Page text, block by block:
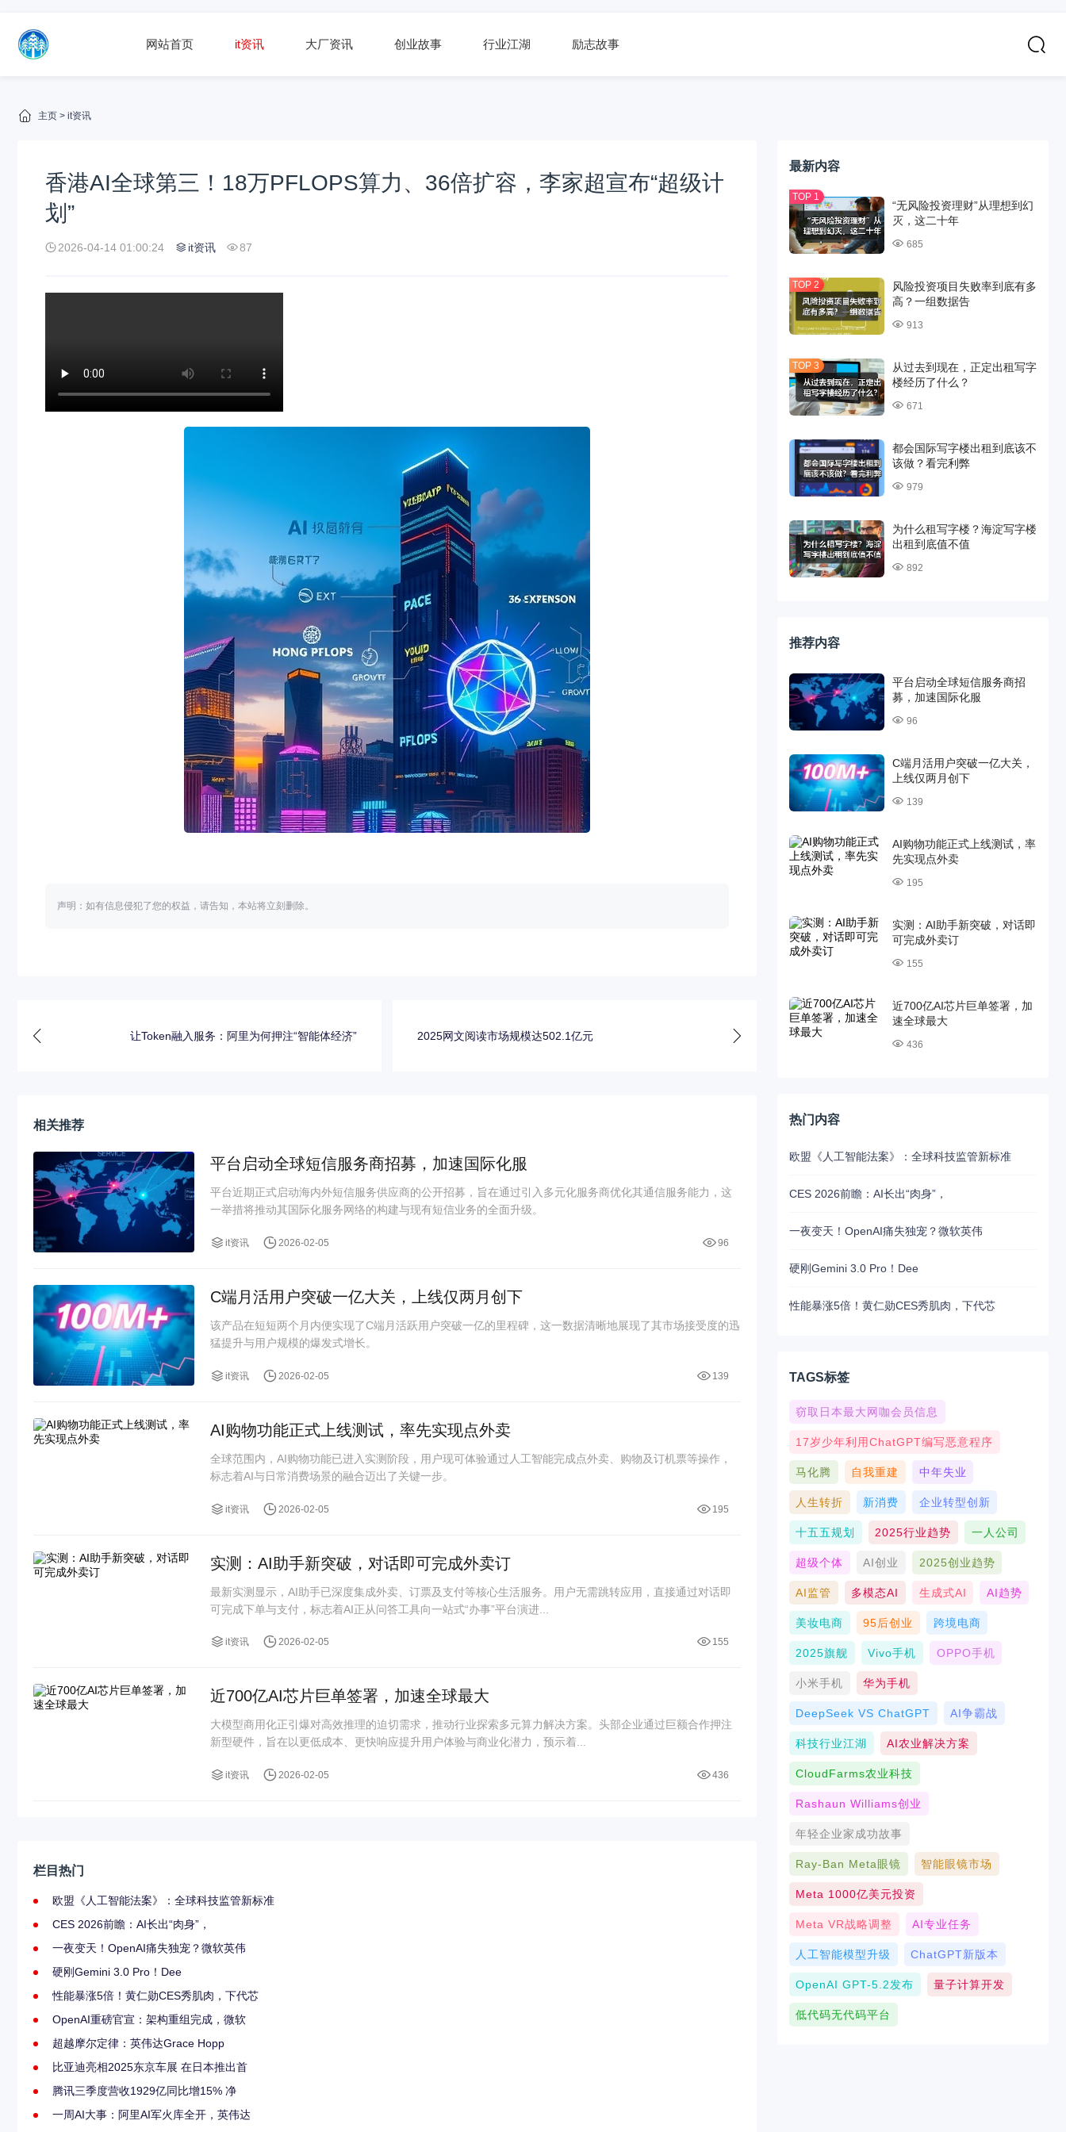
网站首页 it资讯 大厂资讯 创业故事 行业江湖 励志故事
主页 > it资讯
香港AI全球第三！18万PFLOPS算力、36倍扩容，李家超宣布“超级计
划”
2026-04-14 01:00:24 it资讯 87
声明：如有信息侵犯了您的权益，请告知，本站将立刻删除。
让Token融入服务：阿里为何押注“智能体经济” 2025网文阅读市场规模达502.1亿元
相关推荐
平台启动全球短信服务商招募，加速国际化服
平台近期正式启动海内外短信服务供应商的公开招募，旨在通过引入多元化服务商优化其通信服务能力，这
一举措将推动其国际化服务网络的构建与现有短信业务的全面升级。
it资讯 2026-02-05 96
C端月活用户突破一亿大关，上线仅两月创下
该产品在短短两个月内便实现了C端月活跃用户突破一亿的里程碑，这一数据清晰地展现了其市场接受度的迅
猛提升与用户规模的爆发式增长。
it资讯 2026-02-05 139
AI购物功能正式上线测试，率先实现点外卖
全球范围内，AI购物功能已进入实测阶段，用户现可体验通过人工智能完成点外卖、购物及订机票等操作，
标志着AI与日常消费场景的融合迈出了关键一步。
it资讯 2026-02-05 195
实测：AI助手新突破，对话即可完成外卖订
最新实测显示，AI助手已深度集成外卖、订票及支付等核心生活服务。用户无需跳转应用，直接通过对话即
可完成下单与支付，标志着AI正从问答工具向一站式“办事”平台演进...
it资讯 2026-02-05 155
近700亿AI芯片巨单签署，加速全球最大
大模型商用化正引爆对高效推理的迫切需求，推动行业探索多元算力解决方案。头部企业通过巨额合作押注
新型硬件，旨在以更低成本、更快响应提升用户体验与商业化潜力，预示着...
it资讯 2026-02-05 436
栏目热门
欧盟《人工智能法案》：全球科技监管新标准
CES 2026前瞻：AI长出“肉身”，
一夜变天！OpenAI痛失独宠？微软英伟
硬刚Gemini 3.0 Pro！Dee
性能暴涨5倍！黄仁勋CES秀肌肉，下代芯
OpenAI重磅官宣：架构重组完成，微软
超越摩尔定律：英伟达Grace Hopp
比亚迪亮相2025东京车展 在日本推出首
腾讯三季度营收1929亿同比增15% 净
一周AI大事：阿里AI军火库全开，英伟达
最新内容
“无风险投资理财”从理想到幻
灭，这二十年
685
风险投资项目失败率到底有多
高？一组数据告
913
从过去到现在，正定出租写字
楼经历了什么？
671
都会国际写字楼出租到底该不
该做？看完利弊
979
为什么租写字楼？海淀写字楼
出租到底值不值
892
推荐内容
平台启动全球短信服务商招
募，加速国际化服
96
C端月活用户突破一亿大关，
上线仅两月创下
139
AI购物功能正式上线测试，率
先实现点外卖
195
实测：AI助手新突破，对话即
可完成外卖订
155
近700亿AI芯片巨单签署，加
速全球最大
436
热门内容
欧盟《人工智能法案》：全球科技监管新标准
CES 2026前瞻：AI长出“肉身”，
一夜变天！OpenAI痛失独宠？微软英伟
硬刚Gemini 3.0 Pro！Dee
性能暴涨5倍！黄仁勋CES秀肌肉，下代芯
TAGS标签
窃取日本最大网咖会员信息
17岁少年利用ChatGPT编写恶意程序
马化腾 自我重建 中年失业
人生转折 新消费 企业转型创新
十五五规划 2025行业趋势 一人公司
超级个体 AI创业 2025创业趋势
AI监管 多模态AI 生成式AI AI趋势
美妆电商 95后创业 跨境电商
2025旗舰 Vivo手机 OPPO手机
小米手机 华为手机
DeepSeek VS ChatGPT AI争霸战
科技行业江湖 AI农业解决方案
CloudFarms农业科技
Rashaun Williams创业
年轻企业家成功故事
Ray-Ban Meta眼镜 智能眼镜市场
Meta 1000亿美元投资
Meta VR战略调整 AI专业任务
人工智能模型升级 ChatGPT新版本
OpenAI GPT-5.2发布 量子计算开发
低代码无代码平台